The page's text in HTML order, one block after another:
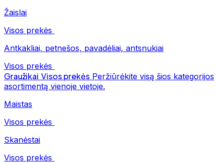
Žaislai
Visos prekės
Antkakliai, petnešos, pavadėliai, antsnukiai
Visos prekės
Graužikai Visos prekės Peržiūrėkite visą šios kategorijos
asortimentą vienoje vietoje.
Maistas
Visos prekės
Skanėstai
Visos prekės